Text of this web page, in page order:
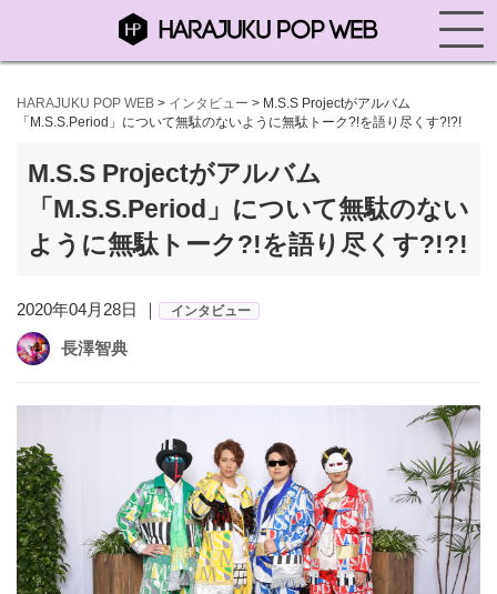
HARAJUKU POP WEB > インタビュー > M.S.S Projectがアルバム
「M.S.S.Period」について無駄のないように無駄トーク?!を語り尽くす?!?!
M.S.S Projectがアルバム
「M.S.S.Period」について無駄のない
ように無駄トーク?!を語り尽くす?!?!
2020年04月28日 ｜ インタビュー
長澤智典